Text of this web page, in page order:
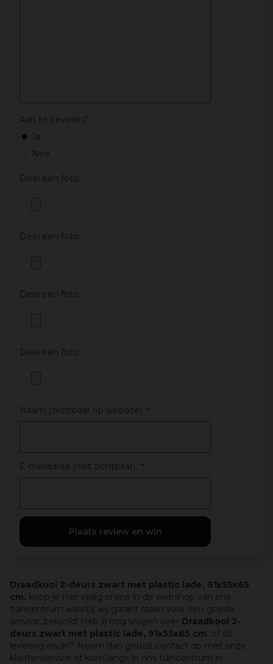
Aan te bevelen?
Ja
Nee
Deel een foto:
Deel een foto:
Deel een foto:
Deel een foto:
Naam (zichtbaar op website): *
E-mailadres (niet zichtbaar): *
Draadkooi 2-deurs zwart met plastic lade, 91x55x65
cm. koop je hier veilig online in de webshop van ons
tuincentrum waarbij wij garant staan voor een goede
service, beloofd! Heb jij nog vragen over Draadkooi 2-
deurs zwart met plastic lade, 91x55x65 cm. of de
levering ervan? Neem dan gerust contact op met onze
klantenservice of kom langs in ons tuincentrum in